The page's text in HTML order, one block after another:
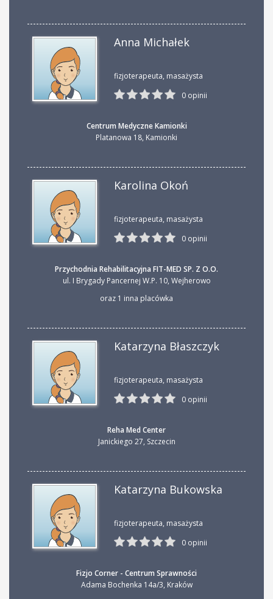
Anna Michałek
fizjoterapeuta, masażysta
0 opinii
Centrum Medyczne Kamionki
Platanowa 18, Kamionki
Karolina Okoń
fizjoterapeuta, masażysta
0 opinii
Przychodnia Rehabilitacyjna FIT-MED SP. Z O.O.
ul. I Brygady Pancernej W.P. 10, Wejherowo
oraz 1 inna placówka
Katarzyna Błaszczyk
fizjoterapeuta, masażysta
0 opinii
Reha Med Center
Janickiego 27, Szczecin
Katarzyna Bukowska
fizjoterapeuta, masażysta
0 opinii
Fizjo Corner - Centrum Sprawności
Adama Bochenka 14a/3, Kraków